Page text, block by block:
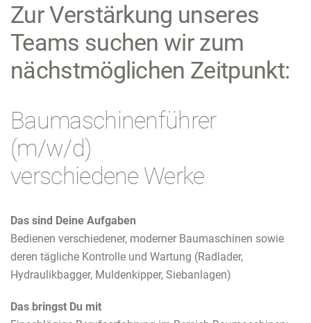
Zur Verstärkung unseres
Teams suchen wir zum
nächstmöglichen Zeitpunkt:
Baumaschinenführer
(m/w/d)
verschiedene Werke
Das sind Deine Aufgaben
Bedienen verschiedener, moderner Baumaschinen sowie
deren tägliche Kontrolle und Wartung (Radlader,
Hydraulikbagger, Muldenkipper, Siebanlagen)
Das bringst Du mit